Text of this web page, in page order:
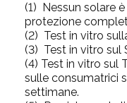
(1) Nessun solare
protezione
(2) Test in vitro
(3) Test in vitro sul
(4) Test in vitro sul
sulle consumatrici
settimane.